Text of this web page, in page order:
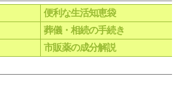
便利な生活知恵袋
葬儀・相続の手続き
市販薬の成分解説